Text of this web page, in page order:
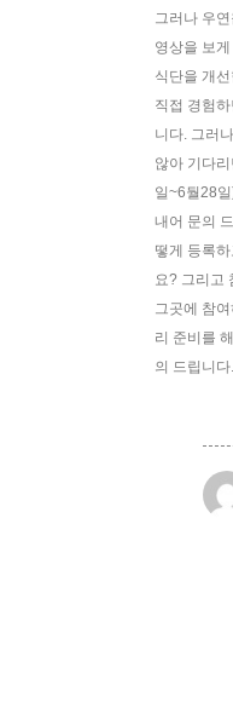
그러나 우
영상을 보
식단을 개
직접 경험
니다. 그러
않아 기다
일~6둴28
내어 문의
떻게 등록
요? 그리고
그곳에 참
리 준비를
의 드립니